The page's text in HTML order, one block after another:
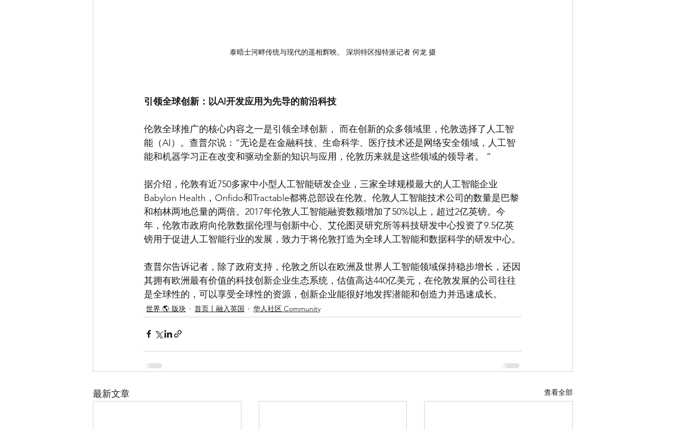
泰晤士河畔传统与现代的遥相辉映。 深圳特区报特派记者 何龙 摄
引领全球创新：以AI开发应用为先导的前沿科技
伦敦全球推广的核心内容之一是引领全球创新， 而在创新的众多领域里，伦敦选择了人工智
能（AI）。查普尔说：“无论是在金融科技、生命科学、医疗技术还是网络安全领域，人工智
能和机器学习正在改变和驱动全新的知识与应用，伦敦历来就是这些领域的领导者。 ”
据介绍，伦敦有近750多家中小型人工智能研发企业，三家全球规模最大的人工智能企业
Babylon Health，Onfido和Tractable都将总部设在伦敦。伦敦人工智能技术公司的数量是巴黎
和柏林两地总量的两倍。2017年伦敦人工智能融资数额增加了50%以上，超过2亿英镑。今
年，伦敦市政府向伦敦数据伦理与创新中心、艾伦图灵研究所等科技研发中心投资了9.5亿英
镑用于促进人工智能行业的发展，致力于将伦敦打造为全球人工智能和数据科学的研发中心。
查普尔告诉记者，除了政府支持，伦敦之所以在欧洲及世界人工智能领域保持稳步增长，还因
其拥有欧洲最有价值的科技创新企业生态系统，估值高达440亿美元，在伦敦发展的公司往往
是全球性的，可以享受全球性的资源，创新企业能很好地发挥潜能和创造力并迅速成长。
世界 🌎 版块 首页丨融入英国 华人社区 Community
最新文章 查看全部